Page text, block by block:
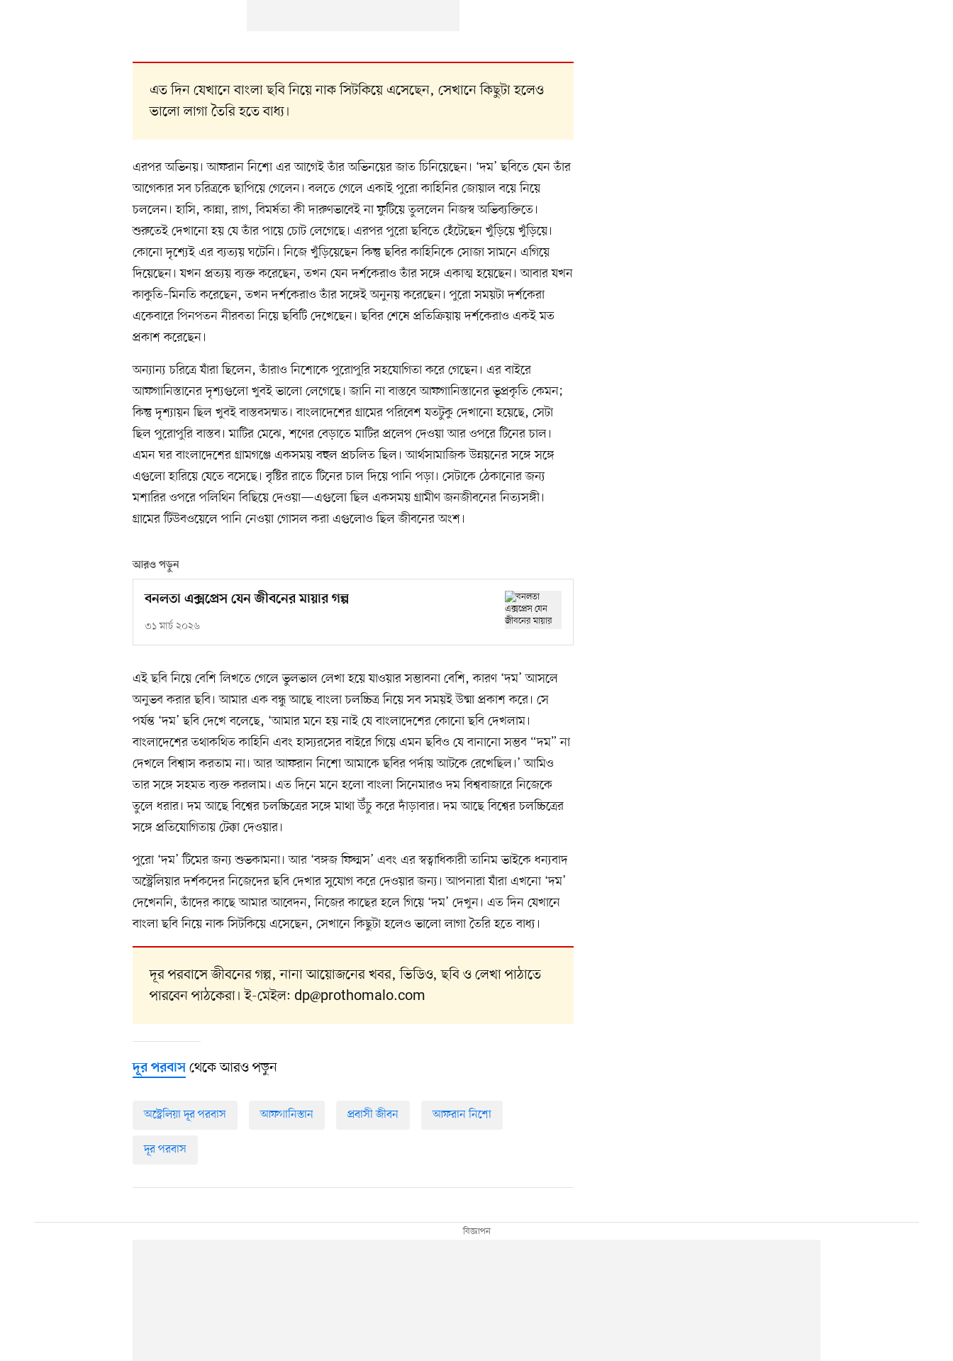
এত দিন যেখানে বাংলা ছবি নিয়ে নাক সিটকিয়ে এসেছেন, সেখানে কিছুটা হলেও
ভালো লাগা তৈরি হতে বাধ্য।
এরপর অভিনয়। আফরান নিশো এর আগেই তাঁর অভিনয়ের জাত চিনিয়েছেন। ‘দম’ ছবিতে যেন তাঁর
আগেকার সব চরিত্রকে ছাপিয়ে গেলেন। বলতে গেলে একাই পুরো কাহিনির জোয়াল বয়ে নিয়ে
চললেন। হাসি, কান্না, রাগ, বিমর্ষতা কী দারুণভাবেই না ফুটিয়ে তুললেন নিজস্ব অভিব্যক্তিতে।
শুরুতেই দেখানো হয় যে তাঁর পায়ে চোট লেগেছে। এরপর পুরো ছবিতে হেঁটেছেন খুঁড়িয়ে খুঁড়িয়ে।
কোনো দৃশ্যেই এর ব্যত্যয় ঘটেনি। নিজে খুঁড়িয়েছেন কিন্তু ছবির কাহিনিকে সোজা সামনে এগিয়ে
দিয়েছেন। যখন প্রত্যয় ব্যক্ত করেছেন, তখন যেন দর্শকেরাও তাঁর সঙ্গে একাত্ম হয়েছেন। আবার যখন
কাকুতি–মিনতি করেছেন, তখন দর্শকেরাও তাঁর সঙ্গেই অনুনয় করেছেন। পুরো সময়টা দর্শকেরা
একেবারে পিনপতন নীরবতা নিয়ে ছবিটি দেখেছেন। ছবির শেষে প্রতিক্রিয়ায় দর্শকেরাও একই মত
প্রকাশ করেছেন।
অন্যান্য চরিত্রে যাঁরা ছিলেন, তাঁরাও নিশোকে পুরোপুরি সহযোগিতা করে গেছেন। এর বাইরে
আফগানিস্তানের দৃশ্যগুলো খুবই ভালো লেগেছে। জানি না বাস্তবে আফগানিস্তানের ভূপ্রকৃতি কেমন;
কিন্তু দৃশ্যায়ন ছিল খুবই বাস্তবসম্মত। বাংলাদেশের গ্রামের পরিবেশ যতটুকু দেখানো হয়েছে, সেটা
ছিল পুরোপুরি বাস্তব। মাটির মেঝে, শণের বেড়াতে মাটির প্রলেপ দেওয়া আর ওপরে টিনের চাল।
এমন ঘর বাংলাদেশের গ্রামগঞ্জে একসময় বহুল প্রচলিত ছিল। আর্থসামাজিক উন্নয়নের সঙ্গে সঙ্গে
এগুলো হারিয়ে যেতে বসেছে। বৃষ্টির রাতে টিনের চাল দিয়ে পানি পড়া। সেটাকে ঠেকানোর জন্য
মশারির ওপরে পলিথিন বিছিয়ে দেওয়া—এগুলো ছিল একসময় গ্রামীণ জনজীবনের নিত্যসঙ্গী।
গ্রামের টিউবওয়েলে পানি নেওয়া গোসল করা এগুলোও ছিল জীবনের অংশ।
আরও পড়ুন
বনলতা এক্সপ্রেস যেন জীবনের মায়ার গল্প
৩১ মার্চ ২০২৬
এই ছবি নিয়ে বেশি লিখতে গেলে ভুলভাল লেখা হয়ে যাওয়ার সম্ভাবনা বেশি, কারণ ‘দম’ আসলে
অনুভব করার ছবি। আমার এক বন্ধু আছে বাংলা চলচ্চিত্র নিয়ে সব সময়ই উষ্মা প্রকাশ করে। সে
পর্যন্ত ‘দম’ ছবি দেখে বলেছে, ‘আমার মনে হয় নাই যে বাংলাদেশের কোনো ছবি দেখলাম।
বাংলাদেশের তথাকথিত কাহিনি এবং হাস্যরসের বাইরে গিয়ে এমন ছবিও যে বানানো সম্ভব “দম” না
দেখলে বিশ্বাস করতাম না। আর আফরান নিশো আমাকে ছবির পর্দায় আটকে রেখেছিল।’ আমিও
তার সঙ্গে সহমত ব্যক্ত করলাম। এত দিনে মনে হলো বাংলা সিনেমারও দম বিশ্ববাজারে নিজেকে
তুলে ধরার। দম আছে বিশ্বের চলচ্চিত্রের সঙ্গে মাথা উঁচু করে দাঁড়াবার। দম আছে বিশ্বের চলচ্চিত্রের
সঙ্গে প্রতিযোগিতায় টেক্কা দেওয়ার।
পুরো ‘দম’ টিমের জন্য শুভকামনা। আর ‘বঙ্গজ ফিল্মস’ এবং এর স্বত্বাধিকারী তানিম ভাইকে ধন্যবাদ
অস্ট্রেলিয়ার দর্শকদের নিজেদের ছবি দেখার সুযোগ করে দেওয়ার জন্য। আপনারা যাঁরা এখনো ‘দম’
দেখেননি, তাঁদের কাছে আমার আবেদন, নিজের কাছের হলে গিয়ে ‘দম’ দেখুন। এত দিন যেখানে
বাংলা ছবি নিয়ে নাক সিটকিয়ে এসেছেন, সেখানে কিছুটা হলেও ভালো লাগা তৈরি হতে বাধ্য।
দূর পরবাসে জীবনের গল্প, নানা আয়োজনের খবর, ভিডিও, ছবি ও লেখা পাঠাতে
পারবেন পাঠকেরা। ই-মেইল: dp@prothomalo.com
দূর পরবাস থেকে আরও পড়ুন
অস্ট্রেলিয়া দূর পরবাস আফগানিস্তান প্রবাসী জীবন আফরান নিশো
দূর পরবাস